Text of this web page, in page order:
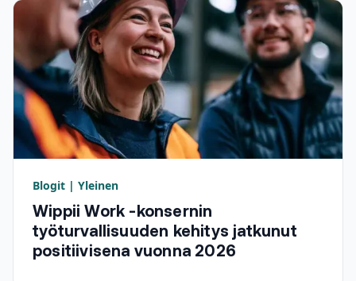
Blogit | Yleinen
Wippii Work -konsernin
työturvallisuuden kehitys jatkunut
positiivisena vuonna 2026